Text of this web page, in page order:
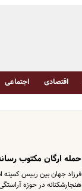
اقتصادی اجتماعی
حمله ارگان مکتوب
فرزاد جهان بین رییس کمیته
هنجارشکنانه در حوزه